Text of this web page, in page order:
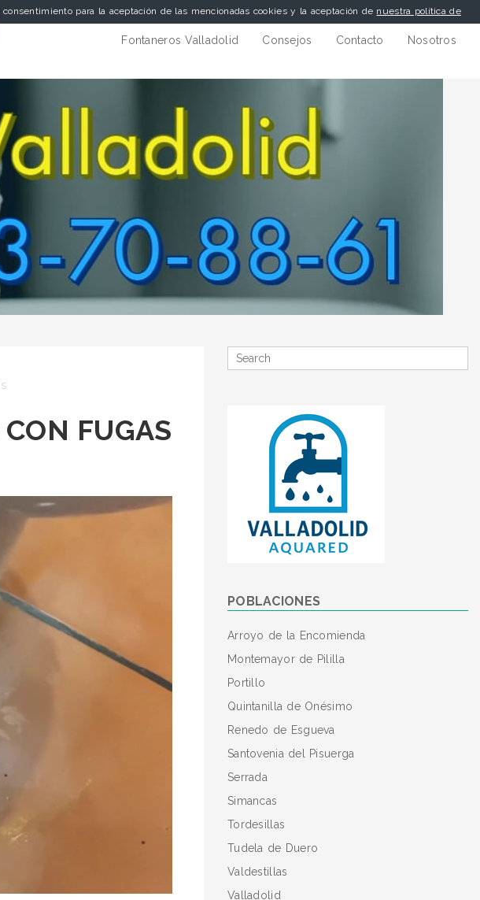
Fontaneros Valladolid Consejos Contacto Nosotros
FUGAS
Search
for
POBLACIONES
Arroyo de la Encomienda
Montemayor de Pililla
Portillo
Quintanilla de Onésimo
Renedo de Esgueva
Santovenia del Pisuerga
Serrada
Simancas
Tordesillas
Tudela de Duero
Valdestillas
Valladolid
para la aceptación de las mencionadas cookies y la aceptación de nuestra política de